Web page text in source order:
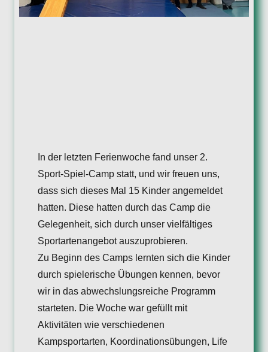
In der letzten Ferienwoche fand unser 2.
Sport-Spiel-Camp statt, und wir freuen uns,
dass sich dieses Mal 15 Kinder angemeldet
hatten. Diese hatten durch das Camp die
Gelegenheit, sich durch unser vielfältiges
Sportartenangebot auszuprobieren.
Zu Beginn des Camps lernten sich die Kinder
durch spielerische Übungen kennen, bevor
wir in das abwechslungsreiche Programm
starteten. Die Woche war gefüllt mit
Aktivitäten wie verschiedenen
Kampsportarten, Koordinationsübungen, Life